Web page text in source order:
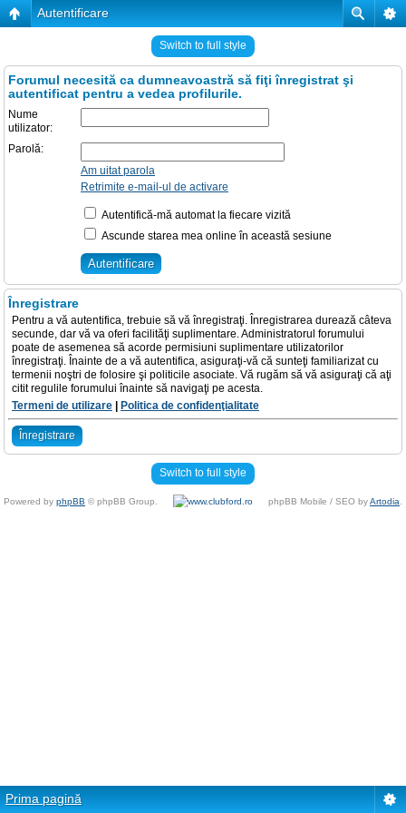
Autentificare
Switch to full style
Forumul necesită ca dumneavoastră să fiţi înregistrat şi
autentificat pentru a vedea profilurile.
Nume
utilizator:
Parolă:
Am uitat parola
Retrimite e-mail-ul de activare
Autentifică-mă automat la fiecare vizită
Ascunde starea mea online în această sesiune
Înregistrare
Pentru a vă autentifica, trebuie să vă înregistraţi. Înregistrarea durează câteva
secunde, dar vă va oferi facilităţi suplimentare. Administratorul forumului
poate de asemenea să acorde permisiuni suplimentare utilizatorilor
înregistraţi. Înainte de a vă autentifica, asiguraţi-vă că sunteţi familiarizat cu
termenii noştri de folosire şi politicile asociate. Vă rugăm să vă asiguraţi că aţi
citit regulile forumului înainte să navigaţi pe acesta.
Termeni de utilizare
Politica de confidenţialitate
Înregistrare
Switch to full style
Powered by phpBB © phpBB Group. phpBB Mobile / SEO byArtodia
Prima pagină